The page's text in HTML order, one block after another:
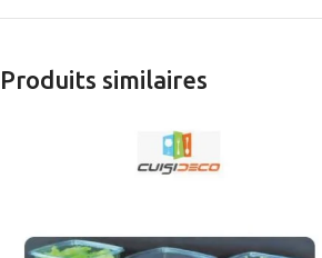
Produits similaires